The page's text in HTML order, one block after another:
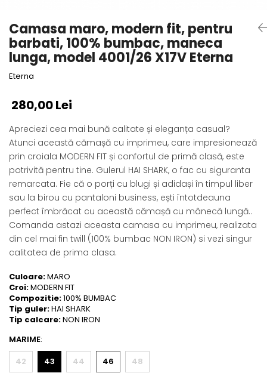
Camasa maro, modern fit, pentru
barbati, 100% bumbac, maneca
lunga, model 4001/26 X17V Eterna
Eterna
280,00 Lei
Apreciezi cea mai bună calitate și eleganța casual?
Atunci această cămașă cu imprimeu, care impresionează
prin croiala MODERN FIT și confortul de primă clasă, este
potrivită pentru tine. Gulerul HAI SHARK, o fac cu siguranta
remarcata. Fie că o porți cu blugi și adidași în timpul liber
sau la birou cu pantaloni business, ești întotdeauna
perfect îmbrăcat cu această cămașă cu mânecă lungă..
Comanda astazi aceasta camasa cu imprimeu, realizata
din cel mai fin twill (100% bumbac NON IRON) si vezi singur
calitatea de prima clasa.
Culoare:MARO
Croi:MODERN FIT
Compozitie:100% BUMBAC
Tip guler:HAI SHARK
Tip calcare:NON IRON
MARIME:
42
43 44 46 48